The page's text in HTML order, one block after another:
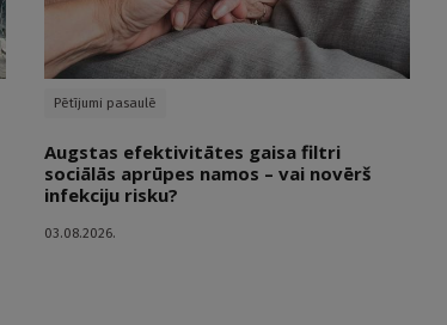
Pētījumi pasaulē
Augstas efektivitātes gaisa filtri
sociālās aprūpes namos – vai novērš
infekciju risku?
03.08.2026.